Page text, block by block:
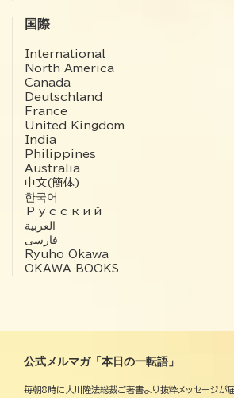
国際
International
North America
Canada
Deutschland
France
United Kingdom
India
Philippines
Australia
中文(簡体)
한국어
Русский
العربية‏
فارسی
Ryuho Okawa
OKAWA BOOKS
公式メルマガ「本日の一転語」
毎朝8時に大川隆法総裁ご著書より抜粋メッセージが